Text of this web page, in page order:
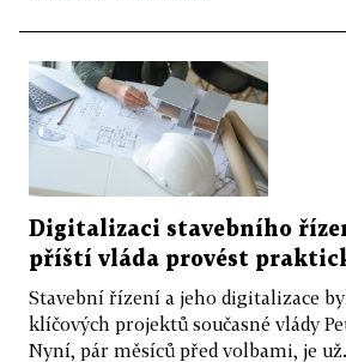
Digitalizaci stavebního
příští vláda provést
Stavební řízení a jeho digitalizace
klíčových projektů současné vlády
Nyní, pár měsíců před volbami, je